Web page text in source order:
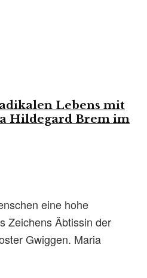
Lebens mit
Hildegard Brem im
eine hohe
Zeichens Äbtissin der
Gwiggen. Maria